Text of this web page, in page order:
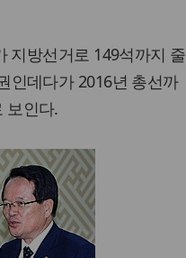
지방선거로 149석까지 줄
인데다가 2016년 총선까
보인다.